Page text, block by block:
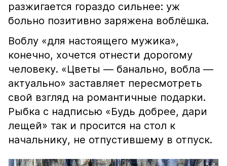
разжигается гораздо сильнее: уж
больно позитивно заряжена воблёшка.
Воблу «для настоящего мужика»,
конечно, хочется отнести дорогому
человеку. «Цветы — банально, вобла —
актуально» заставляет пересмотреть
свой взгляд на романтичные подарки.
Рыбка с надписью «Будь добрее, дари
лещей» так и просится на стол к
начальнику, не отпустившему в отпуск.